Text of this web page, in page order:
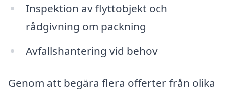
Inspektion av flyttobjekt och
rådgivning om packning
Avfallshantering vid behov
Genom att begära flera offerter från olika